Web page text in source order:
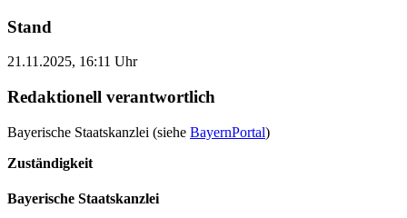
Stand
21.11.2025, 16:11 Uhr
Redaktionell verantwortlich
Bayerische Staatskanzlei (siehe BayernPortal)
Zuständigkeit
Bayerische Staatskanzlei